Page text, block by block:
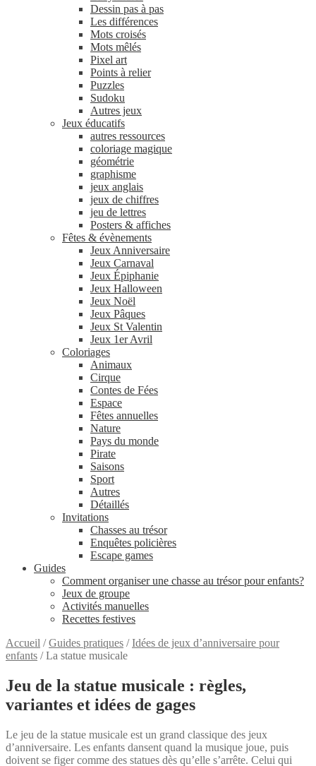
Dessin pas à pas
Les différences
Mots croisés
Mots mêlés
Pixel art
Points à relier
Puzzles
Sudoku
Autres jeux
Jeux éducatifs
autres ressources
coloriage magique
géométrie
graphisme
jeux anglais
jeux de chiffres
jeu de lettres
Posters & affiches
Fêtes & évènements
Jeux Anniversaire
Jeux Carnaval
Jeux Épiphanie
Jeux Halloween
Jeux Noël
Jeux Pâques
Jeux St Valentin
Jeux 1er Avril
Coloriages
Animaux
Cirque
Contes de Fées
Espace
Fêtes annuelles
Nature
Pays du monde
Pirate
Saisons
Sport
Autres
Détaillés
Invitations
Chasses au trésor
Enquêtes policières
Escape games
Guides
Comment organiser une chasse au trésor pour enfants?
Jeux de groupe
Activités manuelles
Recettes festives
Accueil /Guides pratiques /Idées de jeux d’anniversaire pour
enfants /La statue musicale
Jeu de la statue musicale : règles,
variantes et idées de gages
Le jeu de la statue musicale est un grand classique des jeux
d’anniversaire. Les enfants dansent quand la musique joue, puis
doivent se figer comme des statues dès qu’elle s’arrête. Celui qui